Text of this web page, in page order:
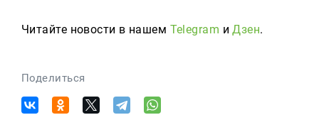
Читайте новости в нашем Telegram иДзен.
Поделиться